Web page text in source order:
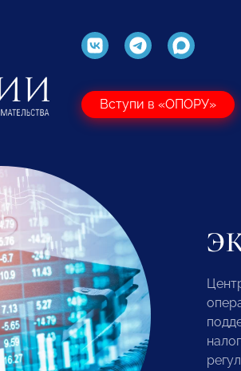
Вступи в «ОПОРУ»